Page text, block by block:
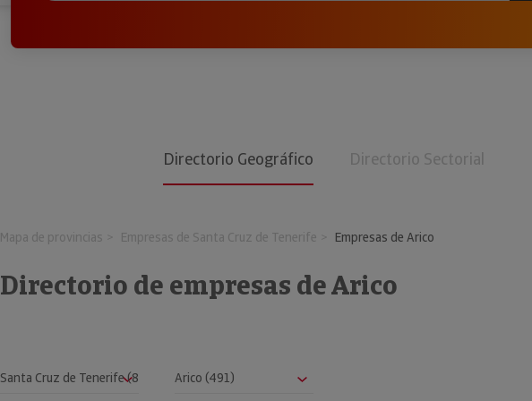
Directorio Geográfico Directorio Sectorial
Mapa de provincias Empresas de Santa Cruz de Tenerife Empresas de Arico
Directorio de empresas de Arico